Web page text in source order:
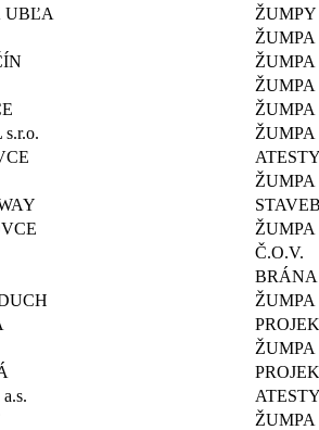
UBĽA
ŽUMPY
ŽUMPA
ŽUMPA
ŽUMPA
ŽUMPA
ŽUMPA
ŽUMPA
ŽUMPA
Č.O.V.
BRÁNA
ŽUMPA
ŽUMPA
ŽUMPA